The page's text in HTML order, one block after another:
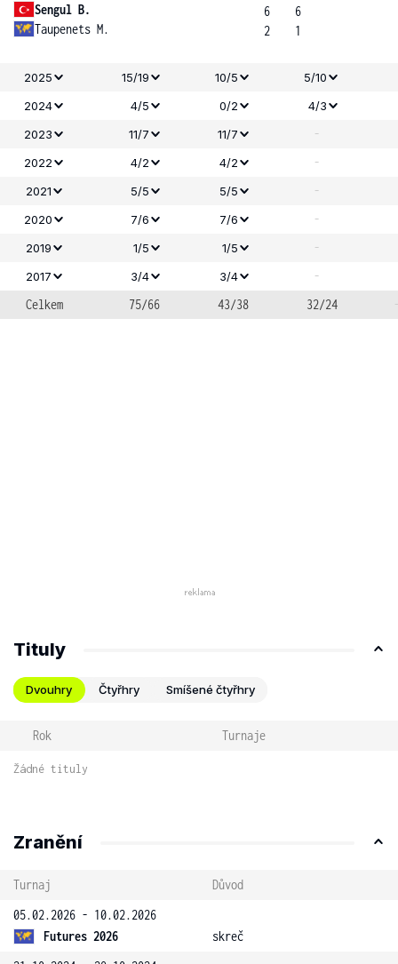
Sengul B.
Taupenets M.
6
2
6
1
2025 15/19 10/5
5/10
2024
4/5 0/2
4/3
2023
11/7 11/7 -
2022 4/2 4/2 -
2021 5/5 5/5 -
2020 7/6 7/6 -
2019 1/5 1/5 -
2017 3/4 3/4
-
Celkem
75/66 43/38 32/24
Tituly
Dvouhry Čtyřhry Smíšené čtyřhry
Rok Turnaje
Žádné tituly
Zranění
Turnaj
Důvod
05.02.2026 - 10.02.2026
Futures 2026
skreč